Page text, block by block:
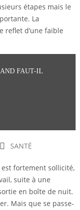
étapes mais le
La
reflet d’une faible
FAUT-IL
SANTÉ
est fortement sollicité,
suite à une
en boîte de nuit.
Mais que se passe-